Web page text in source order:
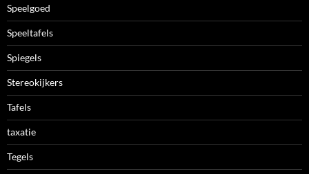
Speelgoed
Speeltafels
Spiegels
Stereokijkers
Tafels
taxatie
Tegels